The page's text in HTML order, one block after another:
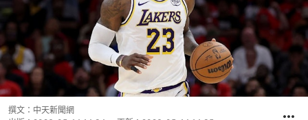
撰文： 中天新聞網